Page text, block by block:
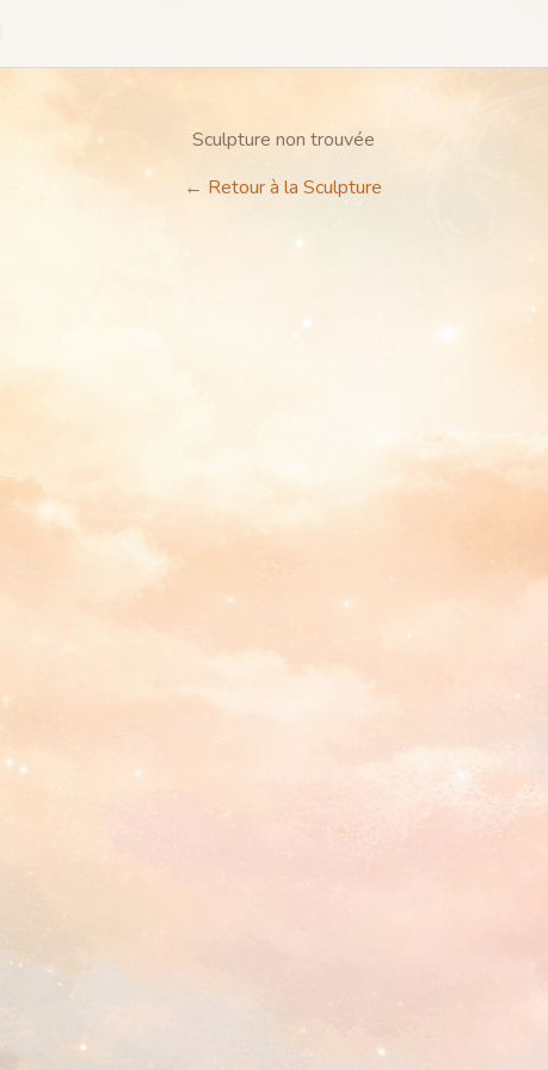
Sculpture non trouvée
← Retour à la Sculpture